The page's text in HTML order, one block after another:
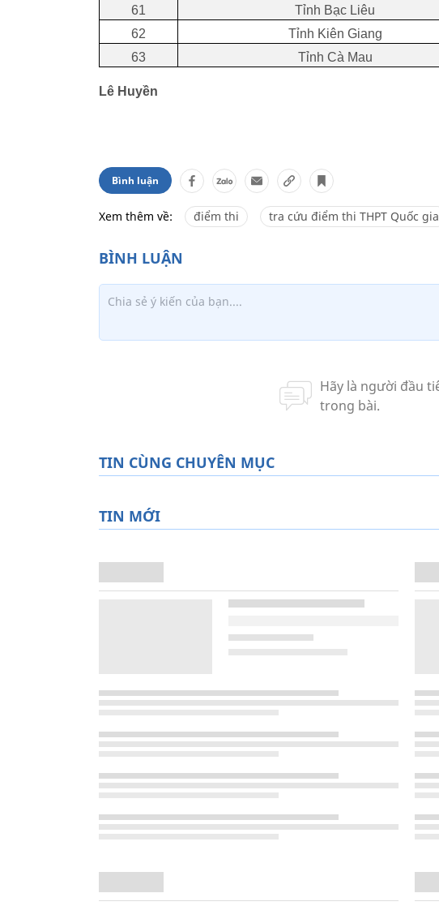
61
Tỉnh Bạc Liêu
62
Tỉnh Kiên Giang
63
Tỉnh Cà Mau
Lê Huyền
Bình luận
Xem thêm về: điểm thi tra cứu điểm thi THPT Quốc gia
TIN CÙNG CHUYÊN MỤC
TIN MỚI